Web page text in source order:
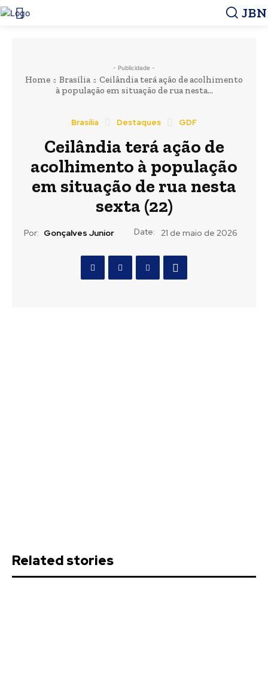
JBN
- Publicidade -
Home Brasília
Ceilândia terá ação de acolhimento
à população em situação de rua nesta...
Brasília Destaques GDF
Ceilândia terá ação de
acolhimento à população
em situação de rua nesta
sexta (22)
Por: Gonçalves Junior Date: 21 de maio de 2026
Related stories